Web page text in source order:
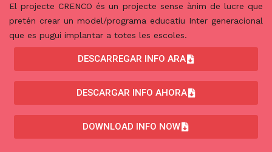
El projecte CRENCO és un projecte sense ànim de lucre que
pretén crear un model/programa educatiu Inter generacional
que es pugui implantar a totes les escoles.
DESCARREGAR INFO ARA
DESCARGAR INFO AHORA
DOWNLOAD INFO NOW